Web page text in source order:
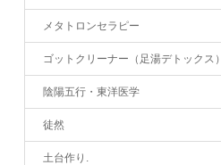
メタトロンセラピー
ゴットクリーナー（足湯デトックス）
陰陽五行・東洋医学
徒然
土台作り.